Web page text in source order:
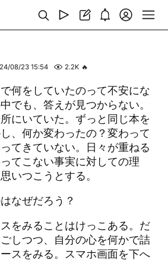
24/08/23 15:54 2.2K 🔥
何をしていたのって不安にな
でも、答えが見つからない。
にいていた。ずっと同じ本を
、何か変わったの？変わって
てきていない。日々が重ねる
てこない事実に対しての理
いつこうとする。
なぜだろう？
をみることはけっこある。だ
しつつ、自分の心を何かで詰
スをみる。スマホ画面を下へ